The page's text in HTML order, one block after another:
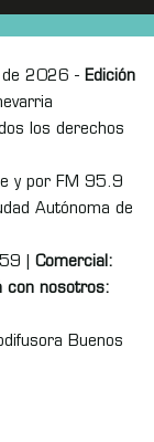
de 2026 - Edición
los derechos
y por FM 95.9
Autónoma de
| Comercial:
con nosotros:
Buenos